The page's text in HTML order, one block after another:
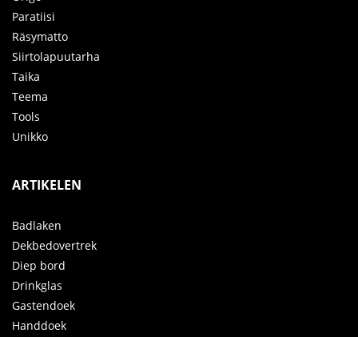
Paratiisi
Räsymatto
Siirtolapuutarha
Taika
Teema
Tools
Unikko
ARTIKELEN
Badlaken
Dekbedovertrek
Diep bord
Drinkglas
Gastendoek
Handdoek